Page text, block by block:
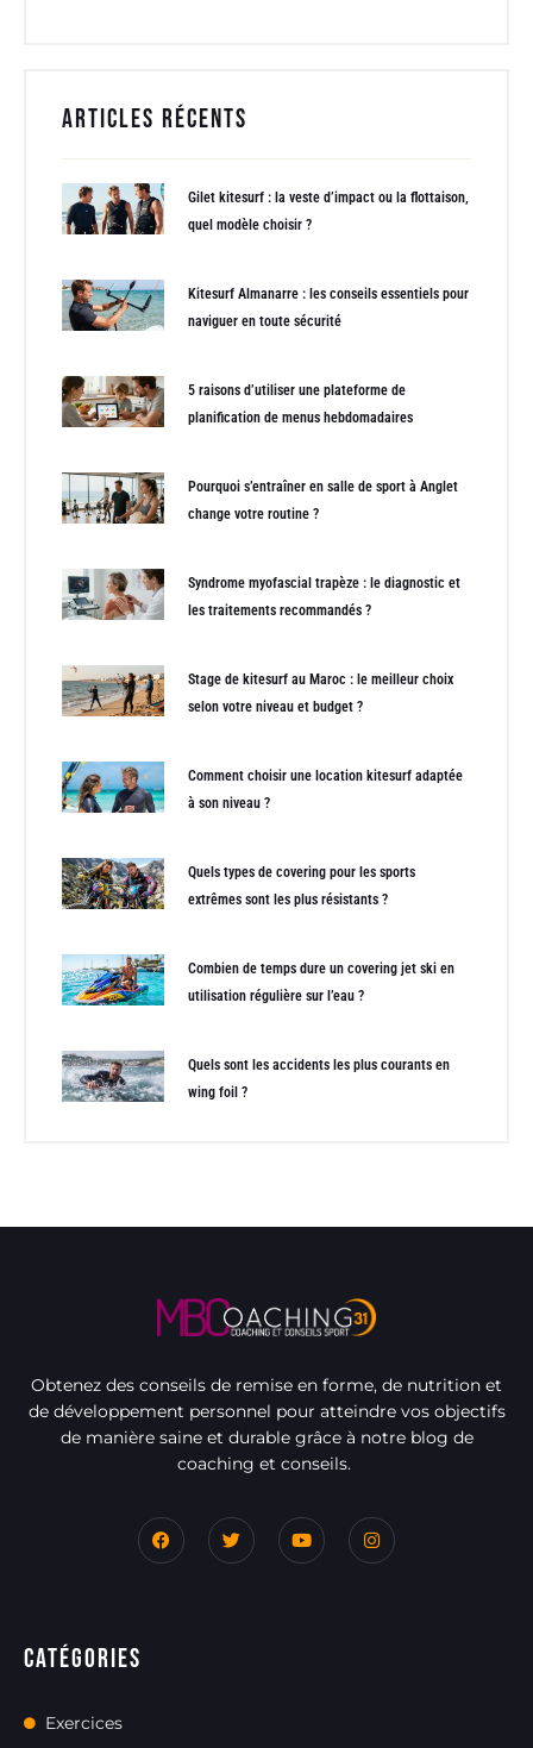
Articles récents
Gilet kitesurf : la veste d’impact ou la flottaison,
quel modèle choisir ?
Kitesurf Almanarre : les conseils essentiels pour
naviguer en toute sécurité
5 raisons d’utiliser une plateforme de
planification de menus hebdomadaires
Pourquoi s’entraîner en salle de sport à Anglet
change votre routine ?
Syndrome myofascial trapèze : le diagnostic et
les traitements recommandés ?
Stage de kitesurf au Maroc : le meilleur choix
selon votre niveau et budget ?
Comment choisir une location kitesurf adaptée
à son niveau ?
Quels types de covering pour les sports
extrêmes sont les plus résistants ?
Combien de temps dure un covering jet ski en
utilisation régulière sur l’eau ?
Quels sont les accidents les plus courants en
wing foil ?
Obtenez des conseils de remise en forme, de nutrition et
de développement personnel pour atteindre vos objectifs
de manière saine et durable grâce à notre blog de
coaching et conseils.
Catégories
Exercices